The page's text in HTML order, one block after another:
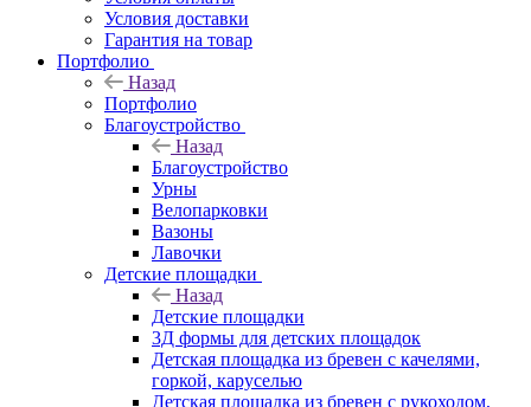
Условия доставки
Гарантия на товар
Портфолио
Назад
Портфолио
Благоустройство
Назад
Благоустройство
Урны
Велопарковки
Вазоны
Лавочки
Детские площадки
Назад
Детские площадки
3Д формы для детских площадок
Детская площадка из бревен с качелями,
горкой, каруселью
Детская площадка из бревен с рукоходом,